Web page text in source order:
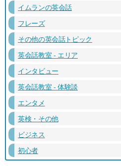
イムランの英会話
フレーズ
その他の英会話トピック
英会話教室 - エリア
インタビュー
英会話教室 - 体験談
エンタメ
英検・その他
ビジネス
初心者